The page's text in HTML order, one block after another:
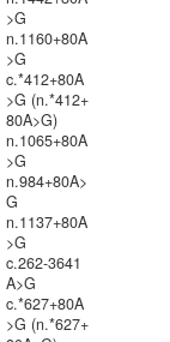
>G
n.1160+80A
>G
c.*412+80A
>G (n.*412+
80A>G)
n.1065+80A
>G
n.984+80A>
G
n.1137+80A
>G
c.262-3641
A>G
c.*627+80A
>G (n.*627+